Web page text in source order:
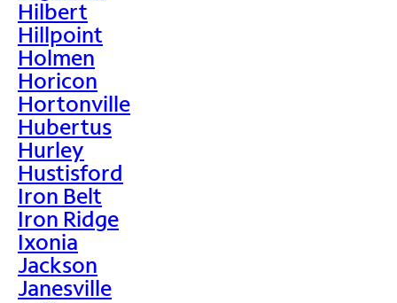
Hilbert
Hillpoint
Holmen
Horicon
Hortonville
Hubertus
Hurley
Hustisford
Iron Belt
Iron Ridge
Ixonia
Jackson
Janesville